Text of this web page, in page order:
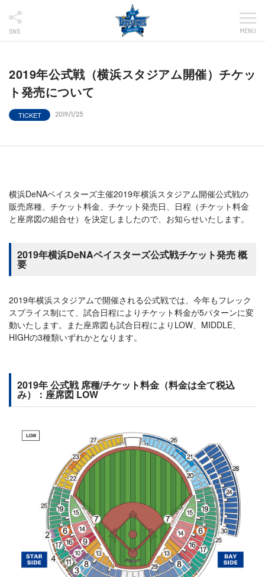
SNS MENU
2019年公式戦（横浜スタジアム開催）チケッ
ト発売について
TICKET 2019/1/25
横浜DeNAベイスターズ主催2019年横浜スタジアム開催公式戦の
販売席種、チケット料金、チケット発売日、日程（チケット料金
と座席図の組合せ）を決定しましたので、お知らせいたします。
2019年横浜DeNAベイスターズ公式戦チケット発売 概
要
2019年横浜スタジアムで開催される公式戦では、今年もフレック
スプライス制にて、試合日程によりチケット料金が5パターンに変
動いたします。また座席図も試合日程によりLOW、MIDDLE、
HIGHの3種類いずれかとなります。
2019年 公式戦 席種/チケット料金（料金は全て税込
み）：座席図 LOW